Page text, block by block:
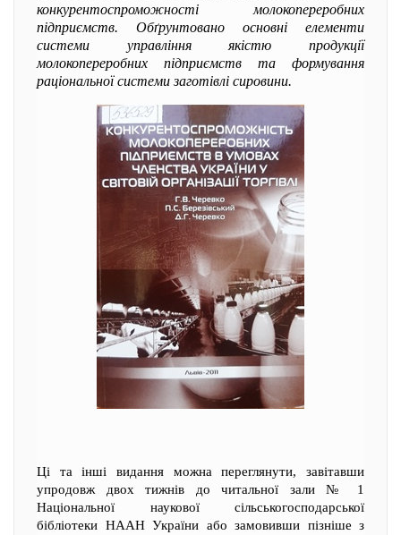
конкурентоспроможності молокопереробних
підприємств. Обґрунтовано основні елементи
системи управління якістю продукції
молокопереробних підприємств та формування
раціональної системи заготівлі сировини.
Ці та інші видання можна переглянути, завітавши
упродовж двох тижнів до читальної зали № 1
Національної наукової сільськогосподарської
бібліотеки НААН України або замовивши пізніше з